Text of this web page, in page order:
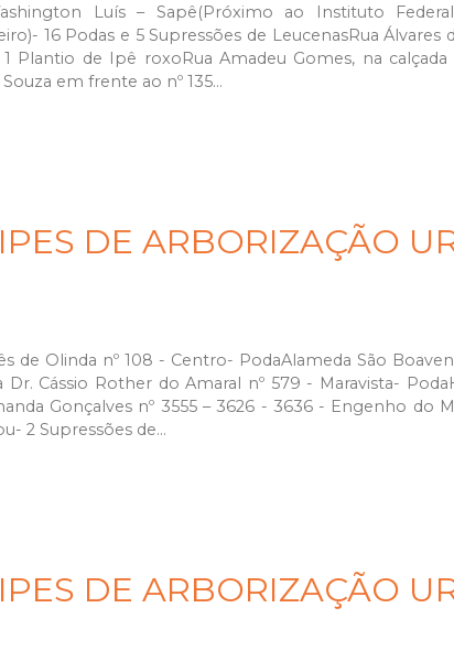
Luís – Sapê(Próximo ao Instituto
16 Podas e 5 Supressões de LeucenasRua Álvares
Plantio de Ipê roxoRua Amadeu Gomes, na
em frente ao nº 135...
DE ARBORIZAÇÃO
de Olinda nº 108 - Centro- PodaAlameda São
Dr. Cássio Rother do Amaral nº 579 - Maravista-
Gonçalves nº 3555 – 3626 - 3636 - Engenho do
2 Supressões de...
DE ARBORIZAÇÃO